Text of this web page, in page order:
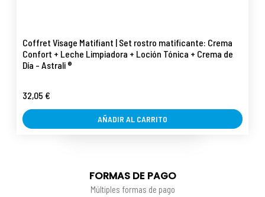
Coffret Visage Matifiant | Set rostro matificante: Crema
Confort + Leche Limpiadora + Loción Tónica + Crema de
Día - Astrali ®
32,05 €
AÑADIR AL CARRITO
FORMAS DE PAGO
Múltiples formas de pago